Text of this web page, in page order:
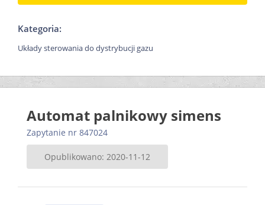
Kategoria:
Układy sterowania do dystrybucji gazu
Automat palnikowy simens
Zapytanie nr 847024
Opublikowano: 2020-11-12